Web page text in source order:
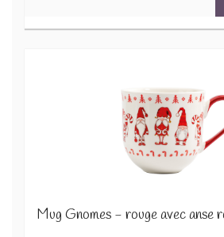
Mug Gnomes - rouge avec anse